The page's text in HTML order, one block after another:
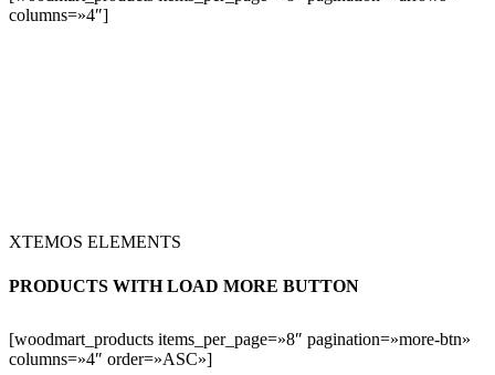
columns=»4″]
XTEMOS ELEMENTS
PRODUCTS WITH LOAD MORE BUTTON
[woodmart_products items_per_page=»8″ pagination=»more-btn»
columns=»4″ order=»ASC»]